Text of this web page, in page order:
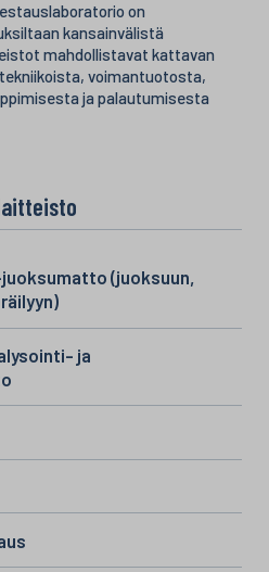
on
kansainvälistä
mahdollistavat kattavan
voimantuotosta,
ja palautumisesta
(juoksuun,
ja